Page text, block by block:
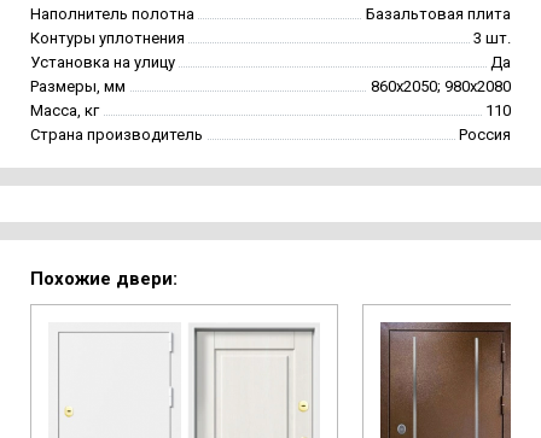
Наполнитель полотна
Базальтовая плита
Контуры уплотнения
3 шт.
Установка на улицу
Да
Размеры, мм
860х2050; 980х2080
Масса, кг
110
Страна производитель
Россия
Похожие двери: